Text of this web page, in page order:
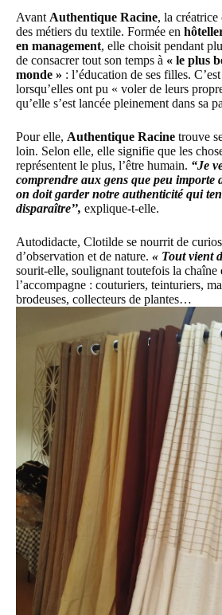
Avant Authentique Racine, la
des métiers du textile. Formée en
en management, elle choisit pendant
de consacrer tout son temps à « le plus
monde » : l’éducation de ses filles.
lorsqu’elles ont pu « voler de leurs
qu’elle s’est lancée pleinement dans sa
Pour elle, Authentique Racine trouve
loin. Selon elle, elle signifie que les
représentent le plus, l’être humain. “Je
comprendre aux gens que peu importe
on doit garder notre authenticité qui
disparaître’’, explique-t-elle.
Autodidacte, Clotilde se nourrit de
d’observation et de nature. « Tout vient
sourit-elle, soulignant toutefois la chaîne
l’accompagne : couturiers, teinturiers,
brodeuses, collecteurs de plantes…